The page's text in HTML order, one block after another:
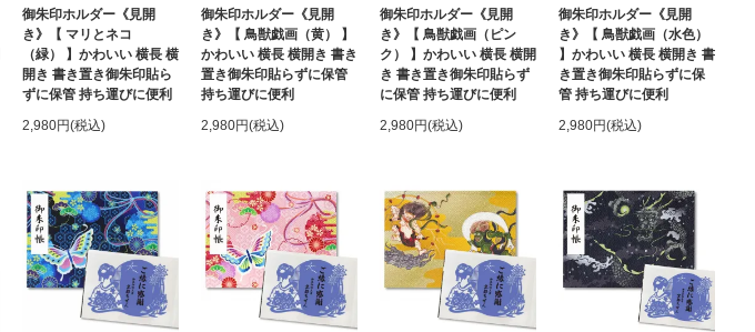
御朱印ホルダー《見開
き》【 マリとネコ
（緑） 】かわいい 横長 横
開き 書き置き御朱印貼ら
ずに保管 持ち運びに便利
2,980円(税込)
御朱印ホルダー《見開
き》【 鳥獣戯画（黄） 】
かわいい 横長 横開き 書き
置き御朱印貼らずに保管
持ち運びに便利
2,980円(税込)
御朱印ホルダー《見開
き》【 鳥獣戯画（ピン
ク） 】かわいい 横長 横開
き 書き置き御朱印貼らず
に保管 持ち運びに便利
2,980円(税込)
御朱印ホルダー《見開
き》【 鳥獣戯画（水色）
】かわいい 横長 横開き 書
き置き御朱印貼らずに保
管 持ち運びに便利
2,980円(税込)